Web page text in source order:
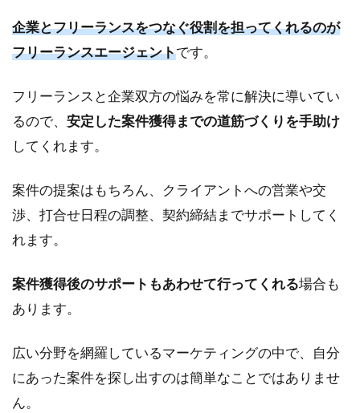
企業とフリーランスをつなぐ役割を担ってくれるのが
フリーランスエージェントです。
フリーランスと企業双方の悩みを常に解決に導いてい
るので、 安定した案件獲得までの道筋づくりを手助け
してくれます。
案件の提案はもちろん、クライアントへの営業や交
渉、打合せ日程の調整、契約締結までサポートしてく
れます。
案件獲得後のサポートもあわせて行ってくれる場合も
あります。
広い分野を網羅しているマーケティングの中で、自分
にあった案件を探し出すのは簡単なことではありませ
ん。